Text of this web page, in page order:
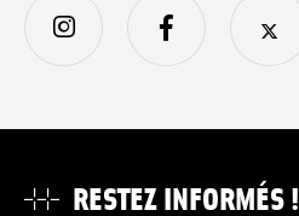
RESTEZ INFORMÉS !